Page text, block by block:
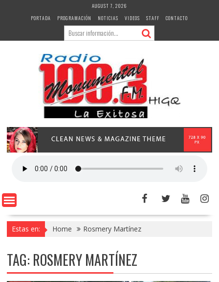
AUGUST 7, 2026
PORTADA
PROGRAMACIÓN NOTICIAS VIDEOS STAFF CONTACTO
Estas en: Home Rosmery Martínez
TAG: ROSMERY MARTÍNEZ